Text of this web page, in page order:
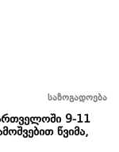
საზოგადოება
9-11
წვიმა,